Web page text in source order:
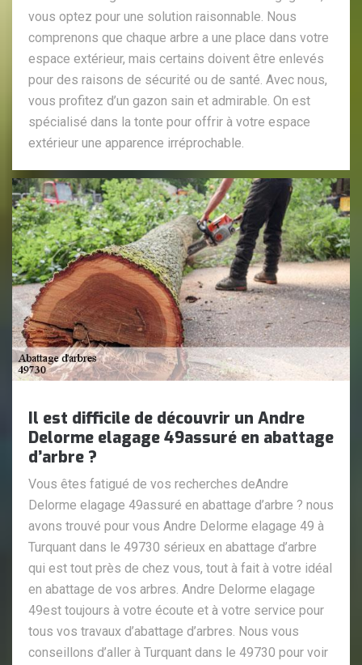
vous optez pour une solution raisonnable. Nous
comprenons que chaque arbre a une place dans votre
espace extérieur, mais certains doivent être enlevés
pour des raisons de sécurité ou de santé. Avec nous,
vous profitez d’un gazon sain et admirable. On est
spécialisé dans la tonte pour offrir à votre espace
extérieur une apparence irréprochable.
Il est difficile de découvrir un Andre
Delorme elagage 49assuré en abattage
d’arbre ?
Vous êtes fatigué de vos recherches deAndre
Delorme elagage 49assuré en abattage d’arbre ? nous
avons trouvé pour vous Andre Delorme elagage 49 à
Turquant dans le 49730 sérieux en abattage d’arbre
qui est tout près de chez vous, tout à fait à votre idéal
en abattage de vos arbres. Andre Delorme elagage
49est toujours à votre écoute et à votre service pour
tous vos travaux d’abattage d’arbres. Nous vous
conseillons d’aller à Turquant dans le 49730 pour voir